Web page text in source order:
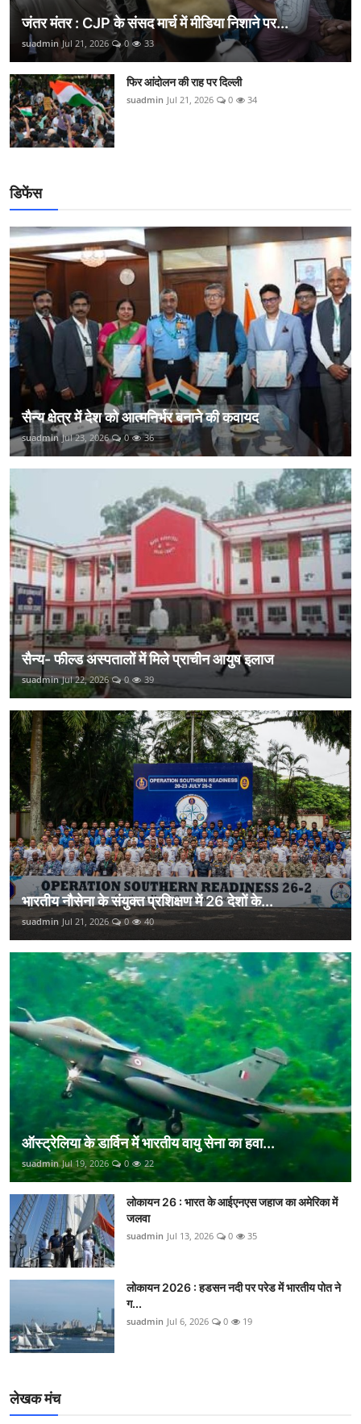
जंतर मंतर : CJP के संसद मार्च में मीडिया निशाने पर...
suadmin Jul 21, 2026 0 33
फिर आंदोलन की राह पर दिल्ली
suadmin Jul 21, 2026 0 34
डिफेंस
सैन्य क्षेत्र में देश को आत्मनिर्भर बनाने की कवायद
suadmin Jul 23, 2026 0 36
सैन्य- फील्ड अस्पतालों में मिले प्राचीन आयुष इलाज
suadmin Jul 22, 2026 0 39
भारतीय नौसेना के संयुक्त प्रशिक्षण में 26 देशों के...
suadmin Jul 21, 2026 0 40
ऑस्ट्रेलिया के डार्विन में भारतीय वायु सेना का हवा...
suadmin Jul 19, 2026 0 22
लोकायन 26 : भारत के आईएनएस जहाज का अमेरिका में
जलवा
suadmin Jul 13, 2026 0 35
लोकायन 2026 : हडसन नदी पर परेड में भारतीय पोत ने
ग...
suadmin Jul 6, 2026 0 19
लेखक मंच